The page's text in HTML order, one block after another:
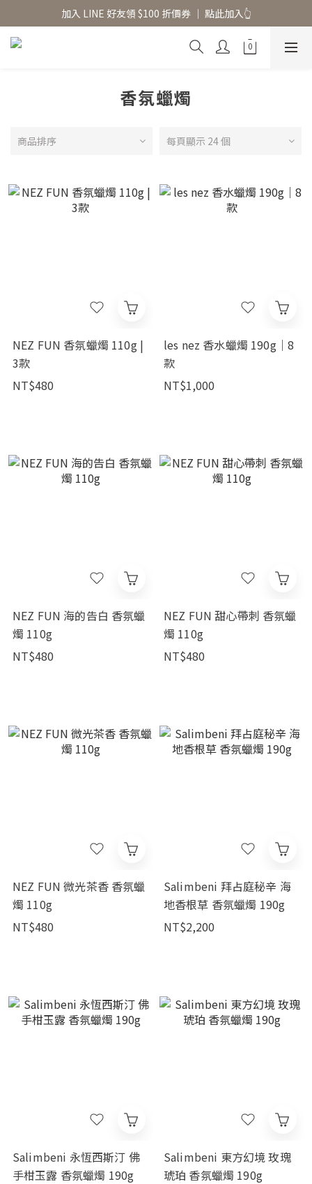
香氛水氧機、擴香香水原精  l 兩件85、三件79折
加入 LINE 好友領 $100 折價券 │ 點此加入👆
香氛水氧機、擴香香水原精  l 兩件85、三件79折
香氛蠟燭
商品排序 每頁顯示 24 個
NEZ FUN 香氛蠟燭 110g |
3款
NT$480
les nez 香水蠟燭 190g｜8
款
NT$1,000
NEZ FUN 海的告白 香氛蠟
燭 110g
NT$480
NEZ FUN 甜心帶刺 香氛蠟
燭 110g
NT$480
NEZ FUN 微光茶香 香氛蠟
燭 110g
NT$480
Salimbeni 拜占庭秘辛 海
地香根草 香氛蠟燭 190g
NT$2,200
Salimbeni 永恆西斯汀 佛
手柑玉露 香氛蠟燭 190g
Salimbeni 東方幻境 玫瑰
琥珀 香氛蠟燭 190g